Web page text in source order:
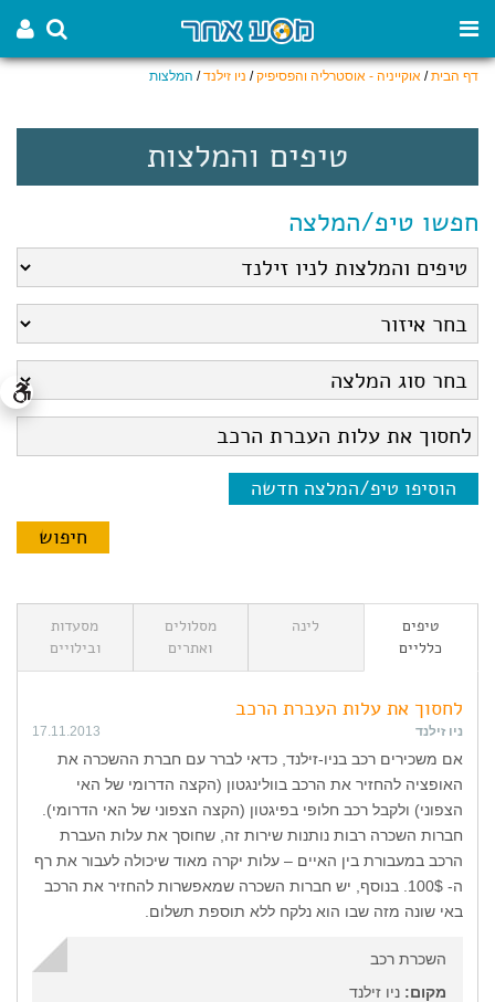
דף הבית/ אוקייניה - אוסטרליה והפסיפיק/ ניו זילנד/ המלצות
טיפים והמלצות
חפשו טיפ/המלצה
הוסיפו טיפ/המלצה חדשה
טיפים
כלליים
לינה
מסלולים
ואתרים
מסעדות
ובילויים
לחסוך את עלות העברת הרכב
ניו זילנד 17.11.2013
אם משכירים רכב בניו-זילנד, כדאי לברר עם חברת ההשכרה את
האופציה להחזיר את הרכב בוולינגטון (הקצה הדרומי של האי
הצפוני) ולקבל רכב חלופי בפיגטון (הקצה הצפוני של האי הדרומי).
חברות השכרה רבות נותנות שירות זה, שחוסך את עלות העברת
הרכב במעבורת בין האיים – עלות יקרה מאוד שיכולה לעבור את רף
ה- 100$. בנוסף, יש חברות השכרה שמאפשרות להחזיר את הרכב
באי שונה מזה שבו הוא נלקח ללא תוספת תשלום.
השכרת רכב
מקום: ניו זילנד